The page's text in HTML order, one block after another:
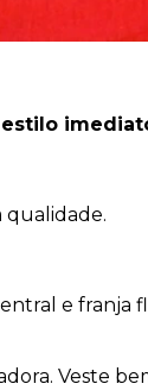
qualidade.
e franja
Veste